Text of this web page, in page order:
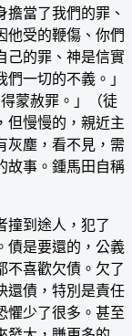
當了我們的罪、
他受的鞭傷、你們
己的罪、神是信實
一切的不義。」
蒙赦罪。」（徒
但慢慢的，親近主
灰塵，看不見，需
故事。鍾馬田自稱
到途人，犯了
債是要還的，公義
不喜歡欠債。欠了
還債，特別是責任
懼少了很多。甚至